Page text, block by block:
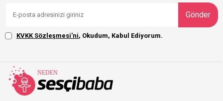
Gönder
KVKK Sözleşmesi'ni, Okudum, Kabul Ediyorum.